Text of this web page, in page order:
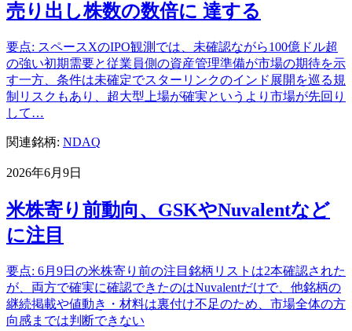
売り出し株数の数倍に 達する
要点: スペースXのIPO観測では、未確認ながら100億ドル超
の強い初期需要と従業員側の資産管理準備が市場の期待を示
す一方、条件は未確定でスターリンクのインド展開を巡る規
制リスクもあり、超大型上場が確実というより市場が先回り
して…
関連銘柄: NDAQ
2026年6月9日
米株寄り前動向、GSKやNuvalentなど
に注目
要点: 6月9日の米株寄り前の注目銘柄リストは2本確認された
が、両方で確実に確認できたのはNuvalentだけで、他銘柄の
継続掲載や値動き・材料は裏付け不足のため、市場全体の方
向感までは判断できない